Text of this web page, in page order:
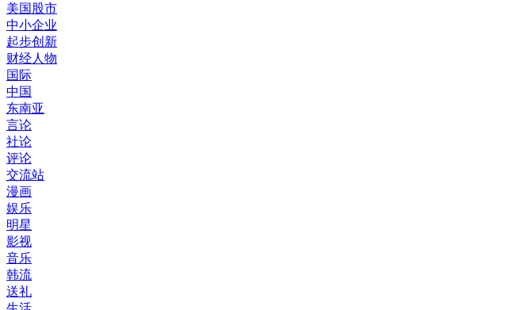
美国股市
中小企业
起步创新
财经人物
国际
中国
东南亚
言论
社论
评论
交流站
漫画
娱乐
明星
影视
音乐
韩流
送礼